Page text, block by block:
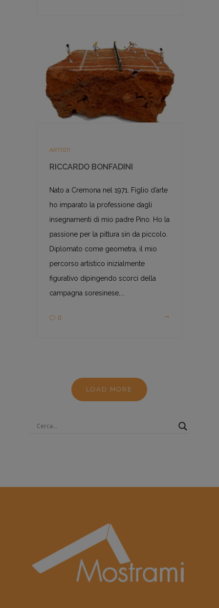
ARTISTI
RICCARDO BONFADINI
Nato a Cremona nel 1971. Figlio d’arte
ho imparato la professione dagli
insegnamenti di mio padre Pino. Ho la
passione per la pittura sin da piccolo.
Diplomato come geometra, il mio
percorso artistico inizialmente
figurativo dipingendo scorci della
campagna soresinese,...
0
LOAD MORE